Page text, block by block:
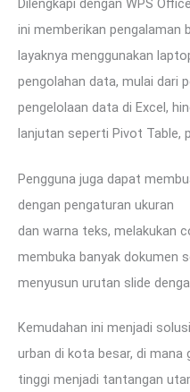
Dilengkapi dengan WPS
ini memberikan pengalaman
layaknya menggunakan
pengolahan data, mulai dari
pengelolaan data di Excel,
lanjutan seperti Pivot Table,
Pengguna juga dapat
dengan pengaturan ukuran
dan warna teks, melakukan
membuka banyak dokumen
menyusun urutan slide
Kemudahan ini menjadi
urban di kota besar, di mana
tinggi menjadi tantangan